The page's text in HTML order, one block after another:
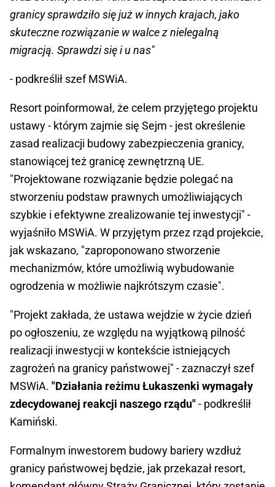
granicy sprawdziło się już w innych krajach, jako
skuteczne rozwiązanie w walce z nielegalną
migracją. Sprawdzi się i u nas"
- podkreślił szef MSWiA.
Resort poinformował, że celem przyjętego projektu
ustawy - którym zajmie się Sejm - jest określenie
zasad realizacji budowy zabezpieczenia granicy,
stanowiącej też granicę zewnętrzną UE.
"Projektowane rozwiązanie będzie polegać na
stworzeniu podstaw prawnych umożliwiających
szybkie i efektywne zrealizowanie tej inwestycji" -
wyjaśniło MSWiA. W przyjętym przez rząd projekcie,
jak wskazano, "zaproponowano stworzenie
mechanizmów, które umożliwią wybudowanie
ogrodzenia w możliwie najkrótszym czasie".
"Projekt zakłada, że ustawa wejdzie w życie dzień
po ogłoszeniu, ze względu na wyjątkową pilność
realizacji inwestycji w kontekście istniejących
zagrożeń na granicy państwowej" - zaznaczył szef
MSWiA. "Działania reżimu Łukaszenki wymagały
zdecydowanej reakcji naszego rządu"- podkreślił
Kamiński.
Formalnym inwestorem budowy bariery wzdłuż
granicy państwowej będzie, jak przekazał resort,